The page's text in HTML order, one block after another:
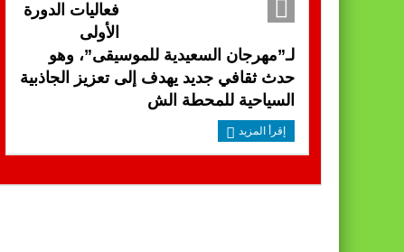
فعاليات الدورة
الأولى
لـ”مهرجان السعيدية للموسيقى”، وهو
حدث ثقافي جديد يهدف إلى تعزيز الجاذبية
السياحية للمحطة الش
إقرأ المزيد